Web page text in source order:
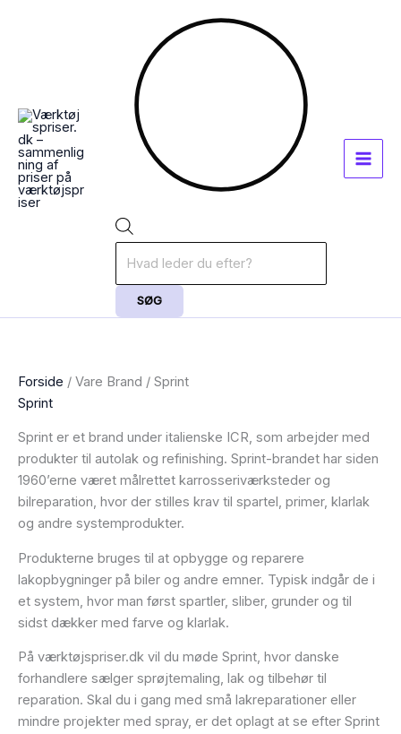
SØG
Forside / Vare Brand / Sprint
Sprint
Sprint er et brand under italienske ICR, som arbejder med
produkter til autolak og refinishing. Sprint-brandet har siden
1960’erne været målrettet karrosseriværksteder og
bilreparation, hvor der stilles krav til spartel, primer, klarlak
og andre systemprodukter.
Produkterne bruges til at opbygge og reparere
lakopbygninger på biler og andre emner. Typisk indgår de i
et system, hvor man først spartler, sliber, grunder og til
sidst dækker med farve og klarlak.
På værktøjspriser.dk vil du møde Sprint, hvor danske
forhandlere sælger sprøjtemaling, lak og tilbehør til
reparation. Skal du i gang med små lakreparationer eller
mindre projekter med spray, er det oplagt at se efter Sprint
popularitet